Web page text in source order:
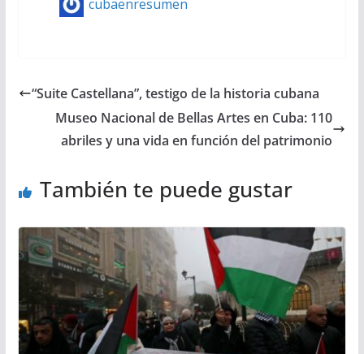
cubaenresumen
“Suite Castellana”, testigo de la historia cubana
Museo Nacional de Bellas Artes en Cuba: 110
abriles y una vida en función del patrimonio
También te puede gustar